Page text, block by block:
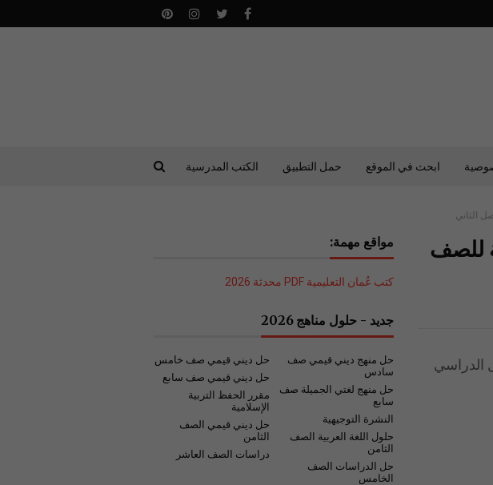
ابحث في الموقع حمل التطبيق الكتب المدرسية
الثاني
للصف
الدراسي
مواقع مهمة:
كتب عُمان التعليمية PDF محدثة 2026
جديد - حلول مناهج 2026
حل ديني قيمي صف خامس
حل منهج ديني قيمي صف
سادس
حل ديني قيمي صف سابع
حل منهج لغتي الجميلة صف
سابع
مقرر الحفظ التربية
الإسلامية
النشرة التوجيهية
حل ديني قيمي الصف
الثامن
حلول اللغة العربية الصف
الثامن
دراسات الصف العاشر
حل الدراسات الصف
الخامس